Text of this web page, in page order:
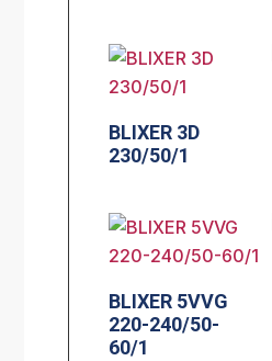
BLIXER 3D
230/50/1
BLIXER 5VVG
220-240/50-
60/1